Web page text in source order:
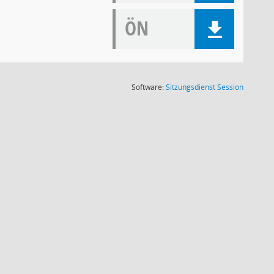
ÖN
Software:SitzungsdienstSession(Wird in